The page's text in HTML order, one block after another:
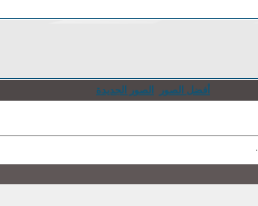
أفضل الصور
الصور الجديدة